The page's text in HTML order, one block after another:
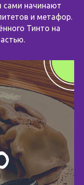
начинают
и метафор.
Тинто на